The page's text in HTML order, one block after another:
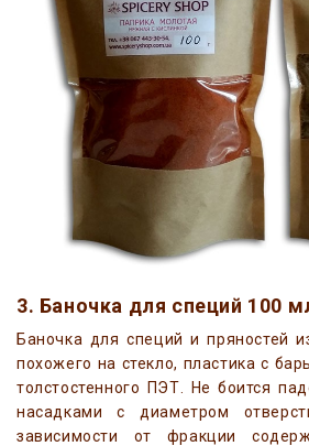
3. Баночка для специй 100
Баночка для специй и пряностей
похожего на стекло, пластика с
толстостенного ПЭТ. Не боится
насадками с диаметром
зависимости от фракции